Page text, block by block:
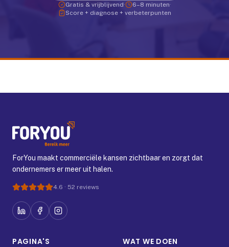
Gratis & vrijblijvend· 6–8 minuten·
Score + diagnose + verbeterpunten
ForYou maakt commerciële kansen zichtbaar en zorgt dat
ondernemers er meer uit halen.
4.6 · 52 reviews
PAGINA'S WAT WE DOEN